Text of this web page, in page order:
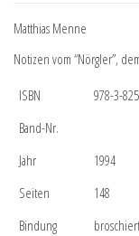
Matthias Menne
Notizen vom “Nörgler”,
ISBN
978-3-
Band-Nr.
Jahr
1994
Seiten
148
Bindung
broschiert